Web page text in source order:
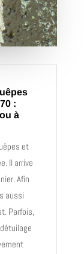
:
à
et
Il arrive
Afin
aussi
Parfois,